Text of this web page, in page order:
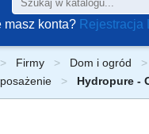
masz konta? Rejestracja
Firmy Dom i ogród
Hydropure -